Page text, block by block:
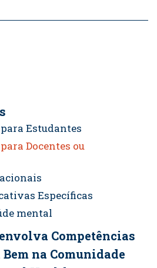
Estudantes
Docentes ou
Específicas
mental
Competências
na Comunidade